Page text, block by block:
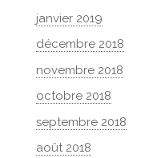
janvier 2019
décembre 2018
novembre 2018
octobre 2018
septembre 2018
août 2018